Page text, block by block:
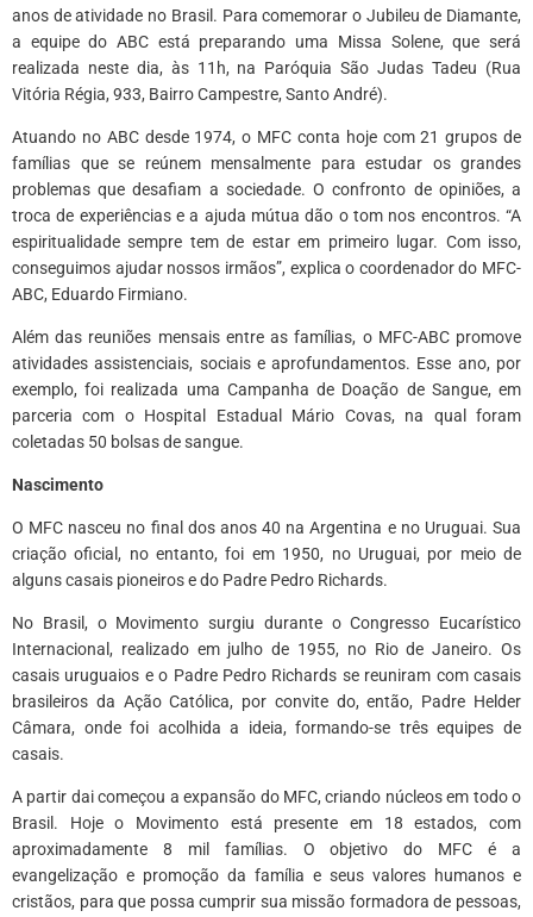
anos de atividade no Brasil. Para comemorar o Jubileu de Diamante,
a equipe do ABC está preparando uma Missa Solene, que será
realizada neste dia, às 11h, na Paróquia São Judas Tadeu (Rua
Vitória Régia, 933, Bairro Campestre, Santo André).
Atuando no ABC desde 1974, o MFC conta hoje com 21 grupos de
famílias que se reúnem mensalmente para estudar os grandes
problemas que desafiam a sociedade. O confronto de opiniões, a
troca de experiências e a ajuda mútua dão o tom nos encontros. “A
espiritualidade sempre tem de estar em primeiro lugar. Com isso,
conseguimos ajudar nossos irmãos”, explica o coordenador do MFC-
ABC, Eduardo Firmiano.
Além das reuniões mensais entre as famílias, o MFC-ABC promove
atividades assistenciais, sociais e aprofundamentos. Esse ano, por
exemplo, foi realizada uma Campanha de Doação de Sangue, em
parceria com o Hospital Estadual Mário Covas, na qual foram
coletadas 50 bolsas de sangue.
Nascimento
O MFC nasceu no final dos anos 40 na Argentina e no Uruguai. Sua
criação oficial, no entanto, foi em 1950, no Uruguai, por meio de
alguns casais pioneiros e do Padre Pedro Richards.
No Brasil, o Movimento surgiu durante o Congresso Eucarístico
Internacional, realizado em julho de 1955, no Rio de Janeiro. Os
casais uruguaios e o Padre Pedro Richards se reuniram com casais
brasileiros da Ação Católica, por convite do, então, Padre Helder
Câmara, onde foi acolhida a ideia, formando-se três equipes de
casais.
A partir dai começou a expansão do MFC, criando núcleos em todo o
Brasil. Hoje o Movimento está presente em 18 estados, com
aproximadamente 8 mil famílias. O objetivo do MFC é a
evangelização e promoção da família e seus valores humanos e
cristãos, para que possa cumprir sua missão formadora de pessoas,